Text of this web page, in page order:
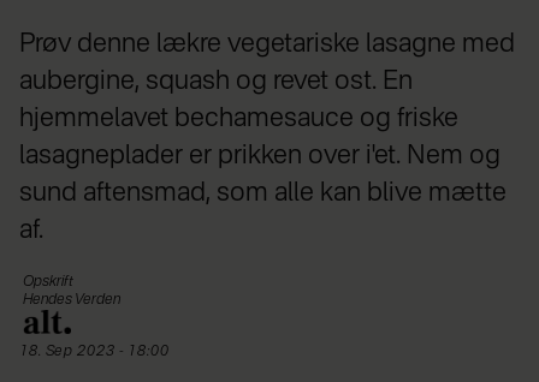
Prøv denne lækre vegetariske lasagne med
aubergine, squash og revet ost. En
hjemmelavet bechamesauce og friske
lasagneplader er prikken over i'et. Nem og
sund aftensmad, som alle kan blive mætte
af.
Opskrift
Hendes Verden
18. Sep 2023 - 18:00